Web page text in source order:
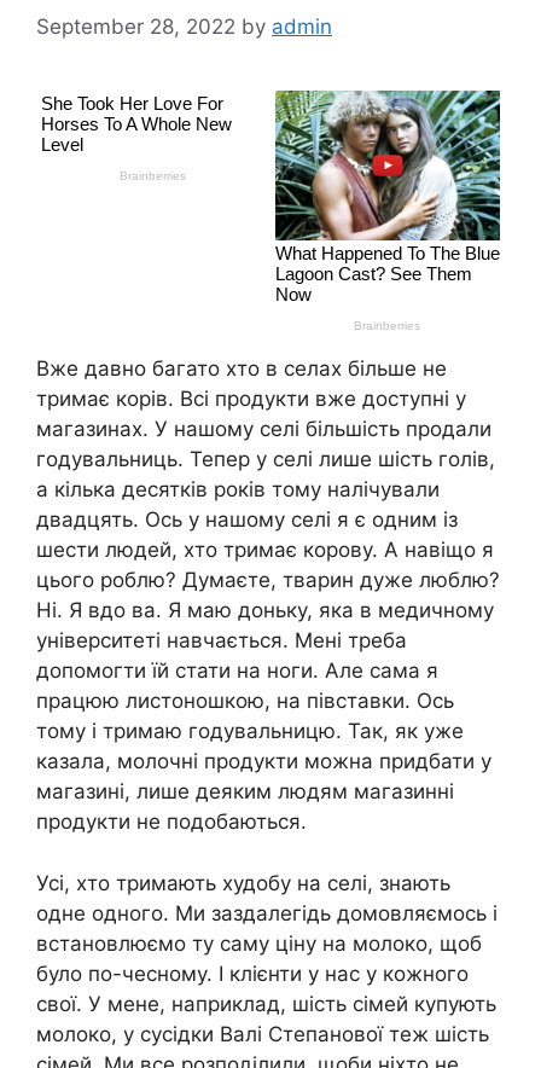
September 28, 2022 by admin
Вже давно багато хто в селах більше не
тримає корів. Всі продукти вже доступні у
магазинах. У нашому селі більшість продали
годувальниць. Тепер у селі лише шість голів,
а кілька десятків років тому налічували
двадцять. Ось у нашому селі я є одним із
шести людей, хто тримає корову. А навіщо я
цього роблю? Думаєте, тварин дуже люблю?
Ні. Я вдо ва. Я маю доньку, яка в медичному
університеті навчається. Мені треба
допомогти їй стати на ноги. Але сама я
працюю листоношкою, на півставки. Ось
тому і тримаю годувальницю. Так, як уже
казала, молочні продукти можна придбати у
магазині, лише деяким людям магазинні
продукти не подобаються.
Усі, хто тримають худобу на селі, знають
одне одного. Ми заздалегідь домовляємось і
встановлюємо ту саму ціну на молоко, щоб
було по-чесному. І клієнти у нас у кожного
свої. У мене, наприклад, шість сімей купують
молоко, у сусідки Валі Степанової теж шість